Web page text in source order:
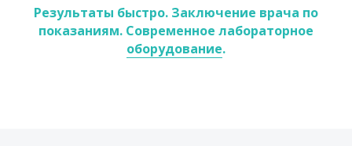
Результаты быстро. Заключение врача по
показаниям. Современное лабораторное
оборудование.